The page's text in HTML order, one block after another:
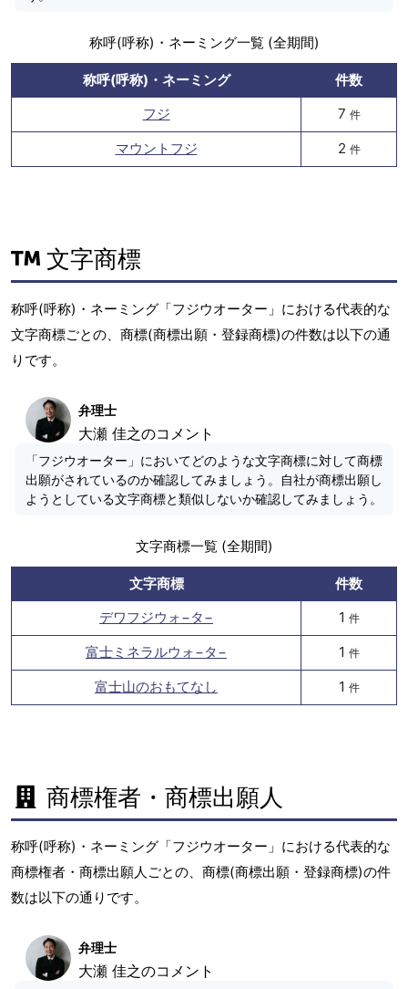
称呼(呼称)・ネーミング一覧 (全期間)
称呼(呼称)・ネーミング
件数
フジ
7 件
マウントフジ 2 件
文字商標
称呼(呼称)・ネーミング「フジウオーター」における代表的な
文字商標ごとの、商標(商標出願・登録商標)の件数は以下の通
りです。
弁理士
大瀬 佳之のコメント
「フジウオーター」においてどのような文字商標に対して商標
出願がされているのか確認してみましょう。自社が商標出願し
ようとしている文字商標と類似しないか確認してみましょう。
文字商標一覧 (全期間)
文字商標
件数
デワフジウォ−タ−
1 件
富士ミネラルウォ−タ− 1 件
富士山のおもてなし 1 件
商標権者・商標出願人
称呼(呼称)・ネーミング「フジウオーター」における代表的な
商標権者・商標出願人ごとの、商標(商標出願・登録商標)の件
数は以下の通りです。
弁理士
大瀬 佳之のコメント